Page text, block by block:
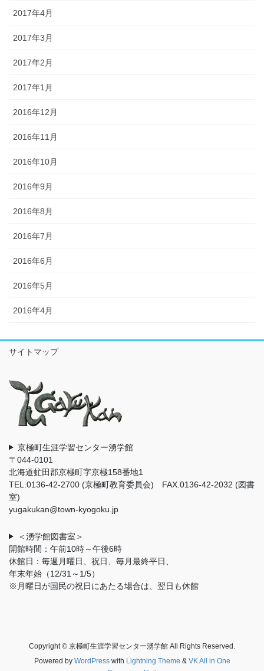
2017年4月
2017年3月
2017年2月
2017年1月
2016年12月
2016年11月
2016年10月
2016年9月
2016年8月
2016年7月
2016年6月
2016年5月
2016年4月
サイトマップ
京極町生涯学習センター湧学館
〒044-0101
北海道虻田郡京極町字京極158番地1
TEL.0136-42-2700 (京極町教育委員会) FAX.0136-42-2032 (図書
室)
yugakukan@town-kyogoku.jp
＜湧学館図書室＞
開館時間：午前10時～午後6時
休館日：毎週月曜日、祝日、毎月最終平日、
年末年始（12/31～1/5）
※月曜日が国民の祝日にあたる場合は、翌日も休館
Copyright © 京極町生涯学習センター湧学館 All Rights Reserved.
Powered by WordPresswith Lightning Theme & VK All in One